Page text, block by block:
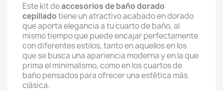
Este kit deaccesorios de baño dorado
cepilladotiene un atractivo acabado en dorado
que aporta elegancia a tu cuarto de baño, al
mismo tiempo que puede encajar perfectamente
con diferentes estilos, tanto en aquellos en los
que se busca una apariencia moderna y en la que
prima el minimalismo, como en los cuartos de
baño pensados para ofrecer una estética más
clásica.